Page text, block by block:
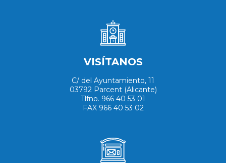
VISÍTANOS
C/ del Ayuntamiento, 11
03792 Parcent (Alicante)
Tlfno. 966 40 53 01
FAX 966 40 53 02